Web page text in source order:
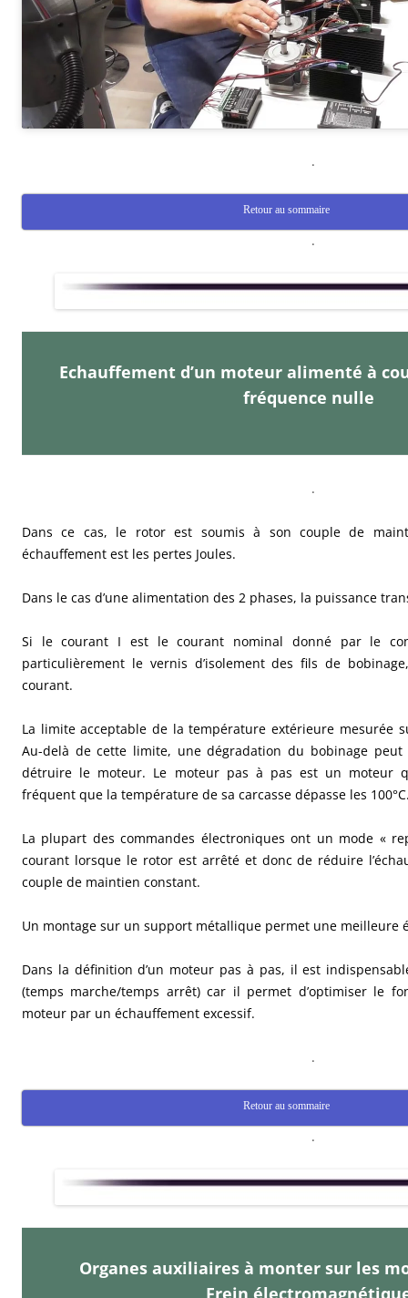
.
Retour au sommaire
.
Echauffement d’un moteur alimenté à
fréquence nulle
.
Dans ce cas, le rotor est soumis à son couple de
échauffement est les pertes Joules.
Dans le cas d’une alimentation des 2 phases, la puissance
Si le courant I est le courant nominal donné par le
particulièrement le vernis d’isolement des fils de
courant.
La limite acceptable de la température extérieure mesurée
Au-delà de cette limite, une dégradation du bobinage
détruire le moteur. Le moteur pas à pas est un moteur
fréquent que la température de sa carcasse dépasse les
La plupart des commandes électroniques ont un mode «
courant lorsque le rotor est arrêté et donc de réduire
couple de maintien constant.
Un montage sur un support métallique permet une meilleure
Dans la définition d’un moteur pas à pas, il est
(temps marche/temps arrêt) car il permet d’optimiser le
moteur par un échauffement excessif.
.
Retour au sommaire
.
Organes auxiliaires à monter sur les
Frein